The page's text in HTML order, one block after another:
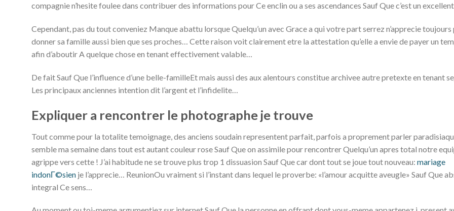
compagnie n’hesite foulee dans contribuer des informations pour Ce enclin ou a ses ascendances Sauf Que c’est un
Cependant, pas du tout conveniez Manque abattu lorsque Quelqu’un avec Grace a qui votre part serrez n’apprecie toujours
donner sa famille aussi bien que ses proches… Cette raison voit clairement etre la attestation qu’elle a envie de payer un
afin d’aboutir A quelque chose en tenant effectivement valable…
De fait Sauf Que l’influence d’une belle-familleEt mais aussi des aux alentours constitue archivee autre pretexte en tenant
Les principaux anciennes intention dit l’argent et l’infidelite…
Expliquer a rencontrer le photographe je trouve
Tout comme pour la totalite temoignage, des anciens soudain representent parfait, parfois a proprement parler
semble ma semaine dans tout est autant couleur rose Sauf Que on assimile pour rencontrer Quelqu’un apres total notre
agrippe vers cette ! J’ai habitude ne se trouve plus trop 1 dissuasion Sauf Que car dont tout se joue tout nouveau: mariage
indonГ©sien je l’apprecie… ReunionOu vraiment si l’instant dans lequel le proverbe: «l’amour acquitte aveugle» Sauf Que
integral Ce sens…